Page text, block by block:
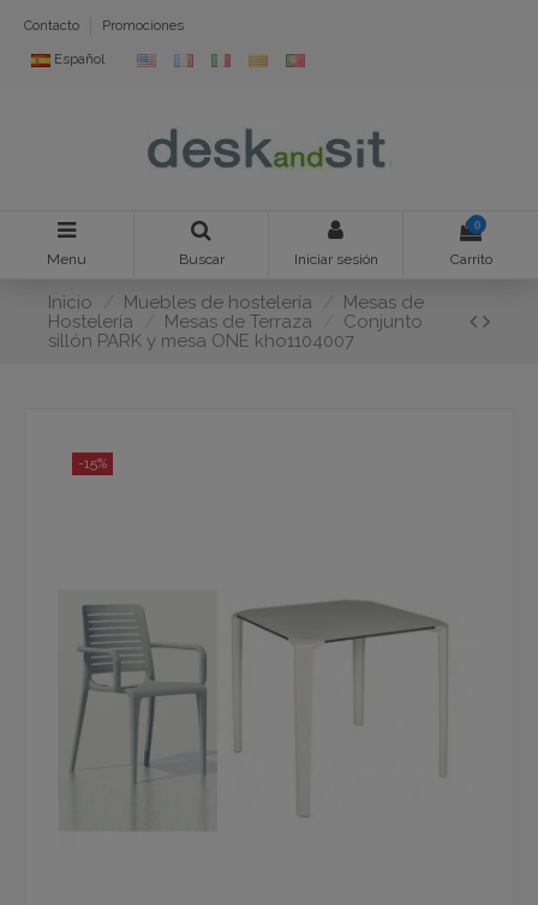
Contacto Promociones
Español
Menu Buscar Iniciar sesión
0
Carrito
Inicio Muebles de hostelería
Mesas de
Hostelería
Mesas de Terraza
Conjunto
sillón PARK y mesa ONE kho1104007
-15%